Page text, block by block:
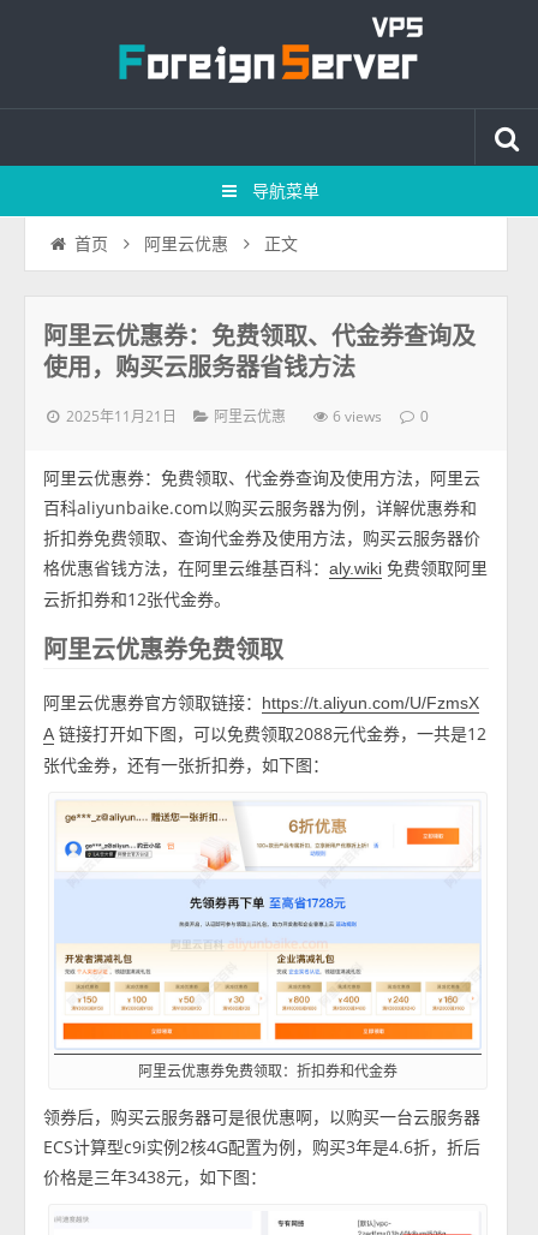
导航菜单
首页 阿里云优惠 正文
阿里云优惠券：免费领取、代金券查询及
使用，购买云服务器省钱方法
2025年11月21日 阿里云优惠 6 views 0
阿里云优惠券：免费领取、代金券查询及使用方法，阿里云
百科aliyunbaike.com以购买云服务器为例，详解优惠券和
折扣券免费领取、查询代金券及使用方法，购买云服务器价
格优惠省钱方法，在阿里云维基百科：aly.wiki 免费领取阿里
云折扣券和12张代金券。
阿里云优惠券免费领取
阿里云优惠券官方领取链接：
https://t.aliyun.com/U/FzmsX
A链接打开如下图，可以免费领取2088元代金券，一共是12
张代金券，还有一张折扣券，如下图：
阿里云优惠券免费领取：折扣券和代金券
领券后，购买云服务器可是很优惠啊，以购买一台云服务器
ECS计算型c9i实例2核4G配置为例，购买3年是4.6折，折后
价格是三年3438元，如下图：